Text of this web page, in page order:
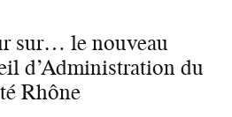
sur… le nouveau
d’Administration du
Rhône